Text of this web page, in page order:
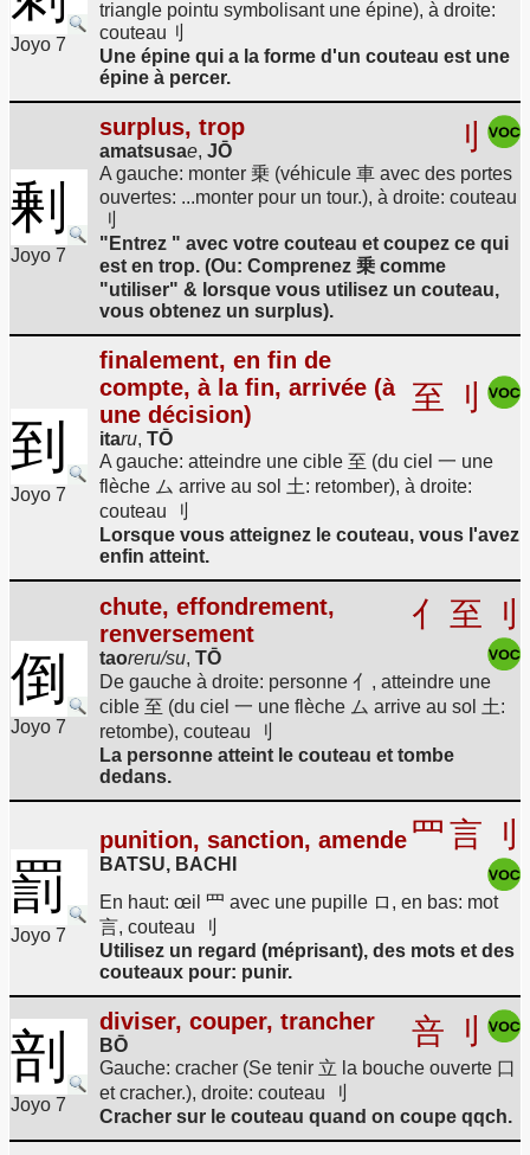
Joyo 7
triangle pointu symbolisant une épine), à droite:
couteau刂
Une épine qui a la forme d'un couteau est une
épine à percer.
剰
Joyo 7
surplus, trop
amatsusae, JŌ 刂
A gauche: monter 乗 (véhicule 車 avec des portes
ouvertes: ...monter pour un tour.), à droite: couteau
刂
"Entrez " avec votre couteau et coupez ce qui
est en trop. (Ou: Comprenez 乗 comme
"utiliser" & lorsque vous utilisez un couteau,
vous obtenez un surplus).
到
Joyo 7
finalement, en fin de
compte, à la fin, arrivée (à
une décision)
itaru, TŌ
至 刂
A gauche: atteindre une cible 至 (du ciel 一 une
flèche ム arrive au sol 土: retomber), à droite:
couteau 刂
Lorsque vous atteignez le couteau, vous l'avez
enfin atteint.
倒
Joyo 7
chute, effondrement,
renversement
taoreru/su, TŌ
亻 至 刂
De gauche à droite: personne 亻, atteindre une
cible 至 (du ciel 一 une flèche ム arrive au sol 土:
retombe), couteau 刂
La personne atteint le couteau et tombe
dedans.
罰
Joyo 7
punition, sanction, amende
BATSU, BACHI
罒言 刂
En haut: œil 罒 avec une pupille ロ, en bas: mot
言, couteau 刂
Utilisez un regard (méprisant), des mots et des
couteaux pour: punir.
剖
Joyo 7
diviser, couper, trancher
BŌ 咅 刂
Gauche: cracher (Se tenir 立 la bouche ouverte 口
et cracher.), droite: couteau 刂
Cracher sur le couteau quand on coupe qqch.